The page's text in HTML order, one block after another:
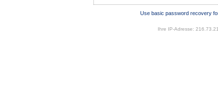
Use basic password recovery
Ihre IP-Adresse: